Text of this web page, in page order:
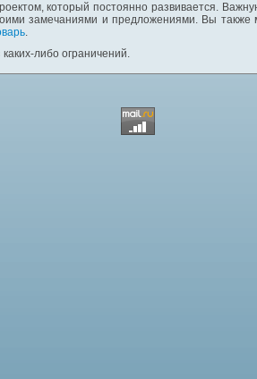
который постоянно развивается.
замечаниями и предложениями. Вы также
.
либо ограничений.